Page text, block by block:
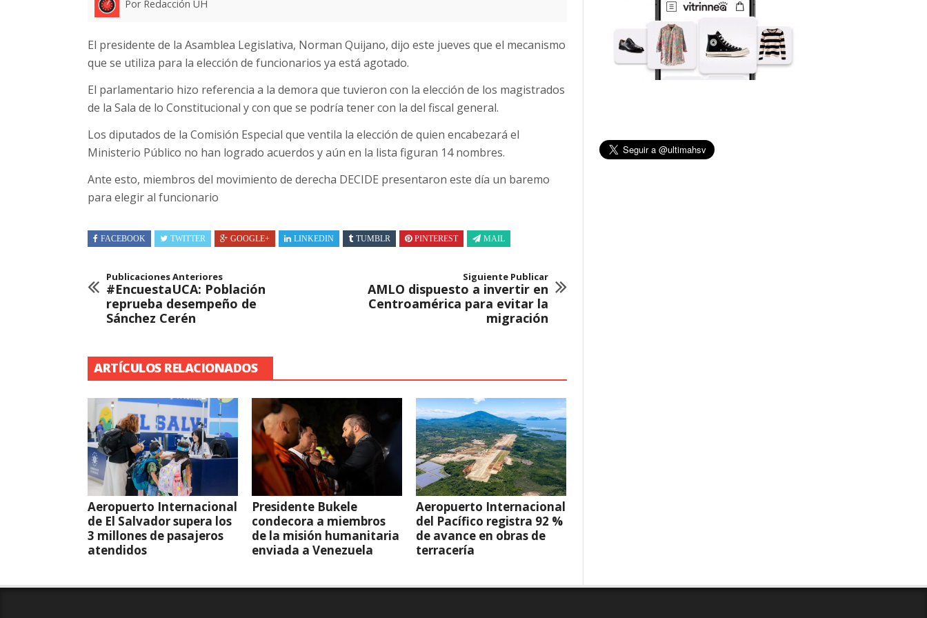
Por Redacción UH
El presidente de la Asamblea Legislativa, Norman Quijano, dijo este jueves que el mecanismo
que se utiliza para la elección de funcionarios ya está agotado.
El parlamentario hizo referencia a la demora que tuvieron con la elección de los magistrados
de la Sala de lo Constitucional y con que se podría tener con la del fiscal general.
Los diputados de la Comisión Especial que ventila la elección de quien encabezará el
Ministerio Público no han logrado acuerdos y aún en la lista figuran 14 nombres.
Ante esto, miembros del movimiento de derecha DECIDE presentaron este día un baremo
para elegir al funcionario
FACEBOOK TWITTER GOOGLE+ LINKEDIN TUMBLR PINTEREST MAIL
Publicaciones Anteriores
#EncuestaUCA: Población
reprueba desempeño de
Sánchez Cerén
Siguiente Publicar
AMLO dispuesto a invertir en
Centroamérica para evitar la
migración
ARTÍCULOS RELACIONADOS
Aeropuerto Internacional
de El Salvador supera los
3 millones de pasajeros
atendidos
Presidente Bukele
condecora a miembros
de la misión humanitaria
enviada a Venezuela
Aeropuerto Internacional
del Pacífico registra 92 %
de avance en obras de
terracería